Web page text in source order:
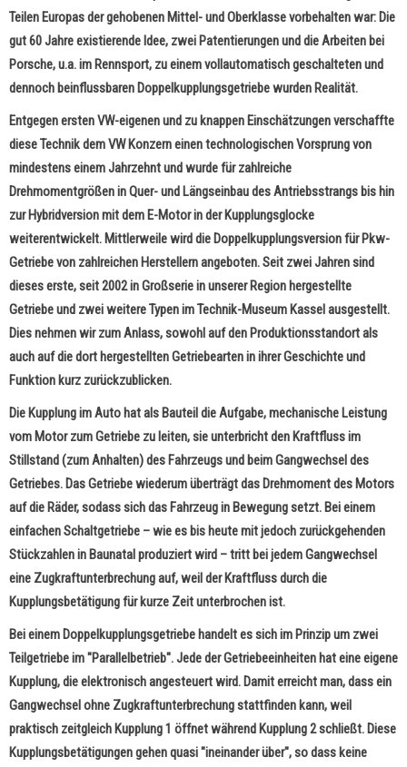
Teilen Europas der gehobenen Mittel- und Oberklasse vorbehalten war: Die
gut 60 Jahre existierende Idee, zwei Patentierungen und die Arbeiten bei
Porsche, u.a. im Rennsport, zu einem vollautomatisch geschalteten und
dennoch beinflussbaren Doppelkupplungsgetriebe wurden Realität.
Entgegen ersten VW-eigenen und zu knappen Einschätzungen verschaffte
diese Technik dem VW Konzern einen technologischen Vorsprung von
mindestens einem Jahrzehnt und wurde für zahlreiche
Drehmomentgrößen in Quer- und Längseinbau des Antriebsstrangs bis hin
zur Hybridversion mit dem E-Motor in der Kupplungsglocke
weiterentwickelt. Mittlerweile wird die Doppelkupplungsversion für Pkw-
Getriebe von zahlreichen Herstellern angeboten. Seit zwei Jahren sind
dieses erste, seit 2002 in Großserie in unserer Region hergestellte
Getriebe und zwei weitere Typen im Technik-Museum Kassel ausgestellt.
Dies nehmen wir zum Anlass, sowohl auf den Produktionsstandort als
auch auf die dort hergestellten Getriebearten in ihrer Geschichte und
Funktion kurz zurückzublicken.
Die Kupplung im Auto hat als Bauteil die Aufgabe, mechanische Leistung
vom Motor zum Getriebe zu leiten, sie unterbricht den Kraftfluss im
Stillstand (zum Anhalten) des Fahrzeugs und beim Gangwechsel des
Getriebes. Das Getriebe wiederum überträgt das Drehmoment des Motors
auf die Räder, sodass sich das Fahrzeug in Bewegung setzt. Bei einem
einfachen Schaltgetriebe – wie es bis heute mit jedoch zurückgehenden
Stückzahlen in Baunatal produziert wird –tritt bei jedem Gangwechsel
eine Zugkraftunterbrechung auf, weil der Kraftfluss durch die
Kupplungsbetätigung für kurze Zeit unterbrochen ist.
Bei einem Doppelkupplungsgetriebe handelt es sich im Prinzip um zwei
Teilgetriebe im "Parallelbetrieb".Jede der Getriebeeinheiten hat eine eigene
Kupplung, die elektronisch angesteuert wird. Damit erreicht man, dass ein
Gangwechsel ohne Zugkraftunterbrechung stattfinden kann, weil
praktisch zeitgleich Kupplung 1 öffnet während Kupplung 2 schließt. Diese
Kupplungsbetätigungen gehen quasi "ineinander über", so dass keine